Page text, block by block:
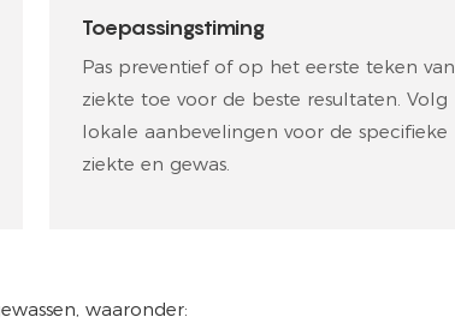
Toepassingstiming
Pas preventief of op het eerste teken van
ziekte toe voor de beste resultaten. Volg
lokale aanbevelingen voor de specifieke
ziekte en gewas.
waaronder: